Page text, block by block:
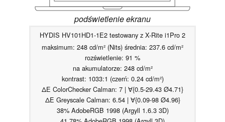
podświetlenie ekranu
HYDIS HV101HD1-1E2 testowany z X-Rite i1Pro 2
maksimum: 248 cd/m² (Nits) średnia: 237.6 cd/m²
rozświetlenie: 91 %
na akumulatorze: 248 cd/m²
kontrast: 1033:1 (czerń: 0.24 cd/m²)
ΔE ColorChecker Calman: 7 | ∀{0.5-29.43 Ø4.71}
ΔE Greyscale Calman: 6.54 | ∀{0.09-98 Ø4.96}
38% AdobeRGB 1998 (Argyll 1.6.3 3D)